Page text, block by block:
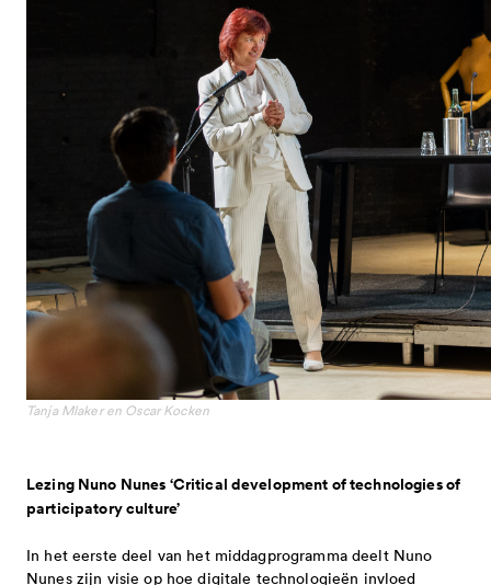
met provincie en rijk 2025-2028
Tanja Mlaker en Oscar Kocken
Lezing Nuno Nunes ‘Critical development of technologies of
participatory culture’
In het eerste deel van het middagprogramma deelt Nuno
Nunes zijn visie op hoe digitale technologieën invloed